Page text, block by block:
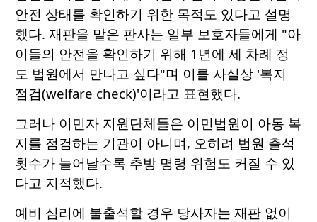
안전 상태를 확인하기 위한 목적도 있다고 설명
했다. 재판을 맡은 판사는 일부 보호자들에게 "아
이들의 안전을 확인하기 위해 1년에 세 차례 정
도 법원에서 만나고 싶다"며 이를 사실상 '복지
점검(welfare check)'이라고 표현했다.
그러나 이민자 지원단체들은 이민법원이 아동 복
지를 점검하는 기관이 아니며, 오히려 법원 출석
횟수가 늘어날수록 추방 명령 위험도 커질 수 있
다고 지적했다.
예비 심리에 불출석할 경우 당사자는 재판 없이